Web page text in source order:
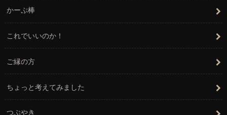
かーぷ棒
これでいいのか！
ご縁の方
ちょっと考えてみました
つぶやき